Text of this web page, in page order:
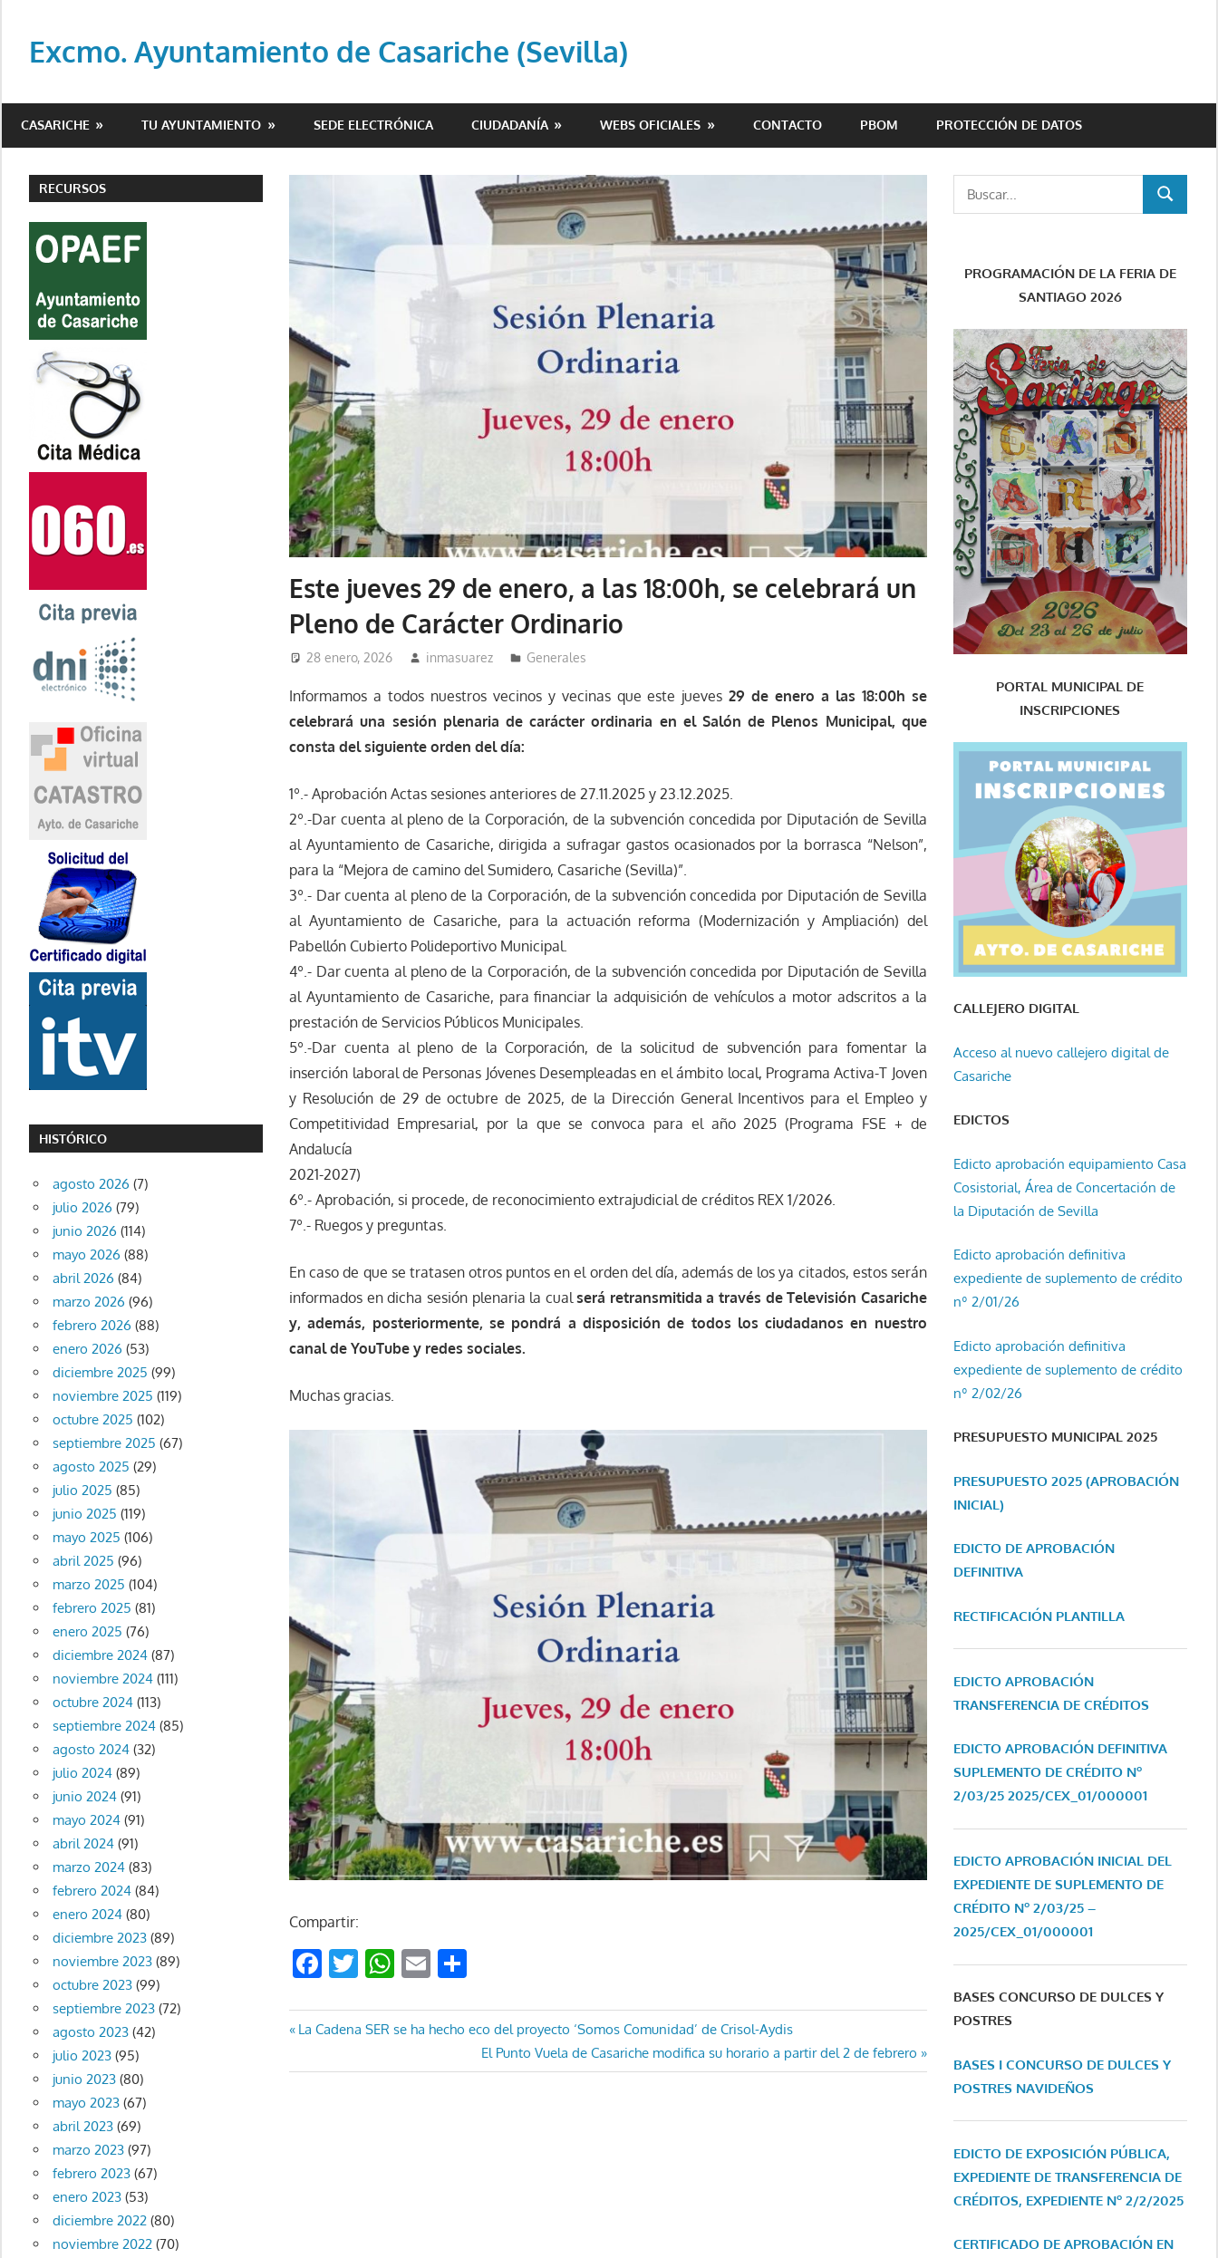
contenido
Excmo. Ayuntamiento de Casariche (Sevilla)
del
de
Casariche
CASARICHE TU AYUNTAMIENTO SEDE ELECTRÓNICA CIUDADANÍA WEBS OFICIALES CONTACTO PBOM PROTECCIÓN DE DATOS
Este jueves 29 de enero, a las 18:00h, se celebrará un
Pleno de Carácter Ordinario
28 enero, 2026 inmasuarez Generales
Informamos a todos nuestros vecinos y vecinas que este jueves 29 de enero a las 18:00h se
celebrará una sesión plenaria de carácter ordinaria en el Salón de Plenos Municipal, que
consta del siguiente orden del día:
1º.- Aprobación Actas sesiones anteriores de 27.11.2025 y 23.12.2025.
2º.-Dar cuenta al pleno de la Corporación, de la subvención concedida por Diputación de Sevilla
al Ayuntamiento de Casariche, dirigida a sufragar gastos ocasionados por la borrasca “Nelson”,
para la “Mejora de camino del Sumidero, Casariche (Sevilla)”.
3º.- Dar cuenta al pleno de la Corporación, de la subvención concedida por Diputación de Sevilla
al Ayuntamiento de Casariche, para la actuación reforma (Modernización y Ampliación) del
Pabellón Cubierto Polideportivo Municipal.
4º.- Dar cuenta al pleno de la Corporación, de la subvención concedida por Diputación de Sevilla
al Ayuntamiento de Casariche, para financiar la adquisición de vehículos a motor adscritos a la
prestación de Servicios Públicos Municipales.
5º.-Dar cuenta al pleno de la Corporación, de la solicitud de subvención para fomentar la
inserción laboral de Personas Jóvenes Desempleadas en el ámbito local, Programa Activa-T Joven
y Resolución de 29 de octubre de 2025, de la Dirección General Incentivos para el Empleo y
Competitividad Empresarial, por la que se convoca para el año 2025 (Programa FSE + de
Andalucía
2021-2027)
6º.- Aprobación, si procede, de reconocimiento extrajudicial de créditos REX 1/2026.
7º.- Ruegos y preguntas.
En caso de que se tratasen otros puntos en el orden del día, además de los ya citados, estos serán
informados en dicha sesión plenaria la cualserá retransmitida a través de Televisión Casariche
y, además, posteriormente, se pondrá a disposición de todos los ciudadanos en nuestro
canal de YouTube y redes sociales.
Muchas gracias.
Compartir:
Facebook
Twitter
WhatsApp
Email
Navegación
de
Entrada
La Cadena SER se ha hecho eco del proyecto ‘Somos Comunidad’ de Crisol-Aydis
Entrada
siguiente:
El Punto Vuela de Casariche modifica su horario a partir del 2 de febrero
RECURSOS
HISTÓRICO
agosto 2026 (7)
julio 2026 (79)
junio 2026 (114)
mayo 2026 (88)
abril 2026 (84)
marzo 2026 (96)
febrero 2026 (88)
enero 2026 (53)
diciembre 2025 (99)
noviembre 2025 (119)
octubre 2025 (102)
septiembre 2025 (67)
agosto 2025 (29)
julio 2025 (85)
junio 2025 (119)
mayo 2025 (106)
abril 2025 (96)
marzo 2025 (104)
febrero 2025 (81)
enero 2025 (76)
diciembre 2024(87)
noviembre 2024(111)
octubre 2024(113)
septiembre 2024(85)
agosto 2024(32)
julio 2024(89)
junio 2024(91)
mayo 2024(91)
abril 2024(91)
marzo 2024(83)
febrero 2024(84)
enero 2024(80)
diciembre 2023(89)
noviembre 2023(89)
octubre 2023(99)
septiembre 2023(72)
agosto 2023(42)
julio 2023(95)
junio 2023(80)
mayo 2023(67)
abril 2023(69)
marzo 2023(97)
febrero 2023(67)
enero 2023(53)
diciembre 2022(80)
noviembre 2022(70)
BUSCAR
PROGRAMACIÓN DE LA FERIA DE
SANTIAGO 2026
PORTAL MUNICIPAL DE
INSCRIPCIONES
CALLEJERO DIGITAL
Acceso al nuevo callejero digital de
Casariche
EDICTOS
Edicto aprobación equipamiento Casa
Cosistorial, Área de Concertación de
la Diputación de Sevilla
Edicto aprobación definitiva
expediente de suplemento de crédito
nº 2/01/26
Edicto aprobación definitiva
expediente de suplemento de crédito
nº 2/02/26
PRESUPUESTO MUNICIPAL 2025
PRESUPUESTO 2025 (APROBACIÓN
INICIAL)
EDICTO DE APROBACIÓN
DEFINITIVA
RECTIFICACIÓN PLANTILLA
EDICTO APROBACIÓN
TRANSFERENCIA DE CRÉDITOS
EDICTO APROBACIÓN DEFINITIVA
SUPLEMENTO DE CRÉDITO Nº
2/03/25 2025/CEX_01/000001
EDICTO APROBACIÓN INICIAL DEL
EXPEDIENTE DE SUPLEMENTO DE
CRÉDITO Nº 2/03/25 –
2025/CEX_01/000001
BASES CONCURSO DE DULCES Y
POSTRES
BASES I CONCURSO DE DULCES Y
POSTRES NAVIDEÑOS
EDICTO DE EXPOSICIÓN PÚBLICA,
EXPEDIENTE DE TRANSFERENCIA DE
CRÉDITOS, EXPEDIENTE Nº 2/2/2025
CERTIFICADO DE APROBACIÓN EN